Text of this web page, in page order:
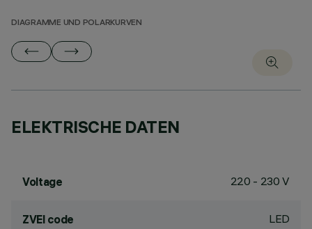
DIAGRAMME UND POLARKURVEN
ELEKTRISCHE DATEN
Voltage 220 - 230 V
ZVEI code LED